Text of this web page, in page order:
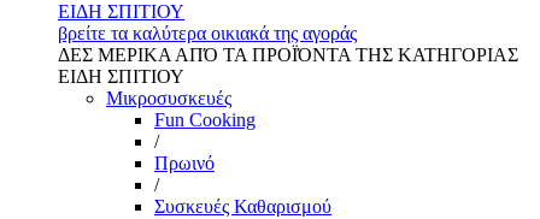
ΕΙΔΗ ΣΠΙΤΙΟΥ
βρείτε τα καλύτερα οικιακά της αγοράς
ΔΕΣ ΜΕΡΙΚΑ ΑΠΌ ΤΑ ΠΡΟΪΌΝΤΑ ΤΗΣ ΚΑΤΗΓΟΡΙΑΣ
ΕΙΔΗ ΣΠΙΤΙΟΥ
Μικροσυσκευές
Fun Cooking
/
Πρωινό
/
Συσκευές Καθαρισμού